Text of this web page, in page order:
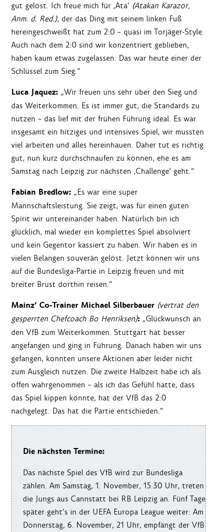
gut gelöst. Ich freue mich für ‚Ata‘ (Atakan Karazor,
Anm. d. Red.), der das Ding mit seinem linken Fuß
hereingeschweißt hat zum 2:0 – quasi im Torjäger-Style.
Auch nach dem 2:0 sind wir konzentriert geblieben,
haben kaum etwas zugelassen. Das war heute einer der
Schlüssel zum Sieg.“
Luca Jaquez: „Wir freuen uns sehr über den Sieg und
das Weiterkommen. Es ist immer gut, die Standards zu
nutzen – das lief mit der frühen Führung ideal. Es war
insgesamt ein hitziges und intensives Spiel, wir mussten
viel arbeiten und alles hereinhauen. Daher tut es richtig
gut, nun kurz durchschnaufen zu können, ehe es am
Samstag nach Leipzig zur nächsten ‚Challenge‘ geht.“
Fabian Bredlow: „Es war eine super
Mannschaftsleistung. Sie zeigt, was für einen guten
Spirit wir untereinander haben. Natürlich bin ich
glücklich, mal wieder ein komplettes Spiel absolviert
und kein Gegentor kassiert zu haben. Wir haben es in
vielen Belangen souverän gelöst. Jetzt können wir uns
auf die Bundesliga-Partie in Leipzig freuen und mit
breiter Brust dorthin reisen.“
Mainz‘ Co-Trainer Michael Silberbauer (vertrat den
gesperrten Chefcoach Bo Henriksen): „Glückwunsch an
den VfB zum Weiterkommen. Stuttgart hat besser
angefangen und ging in Führung. Danach haben wir uns
gefangen, konnten unsere Aktionen aber leider nicht
zum Ausgleich nutzen. Die zweite Halbzeit habe ich als
offen wahrgenommen – als ich das Gefühl hatte, dass
das Spiel kippen könnte, hat der VfB das 2:0
nachgelegt. Das hat die Partie entschieden.“
Die nächsten Termine:
Das nächste Spiel des VfB wird zur Bundesliga
zählen. Am Samstag, 1. November, 15.30 Uhr, treten
die Jungs aus Cannstatt bei RB Leipzig an. Fünf Tage
später geht’s in der UEFA Europa League weiter: Am
Donnerstag, 6. November, 21 Uhr, empfängt der VfB